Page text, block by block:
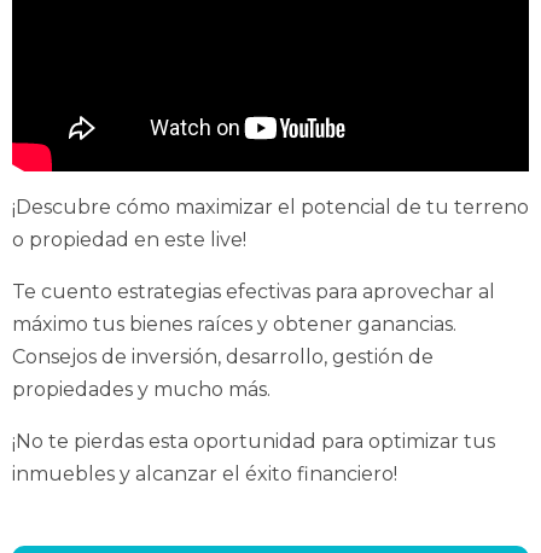
¡Descubre cómo maximizar el potencial de tu terreno
o propiedad en este live!
Te cuento estrategias efectivas para aprovechar al
máximo tus bienes raíces y obtener ganancias.
Consejos de inversión, desarrollo, gestión de
propiedades y mucho más.
¡No te pierdas esta oportunidad para optimizar tus
inmuebles y alcanzar el éxito financiero!